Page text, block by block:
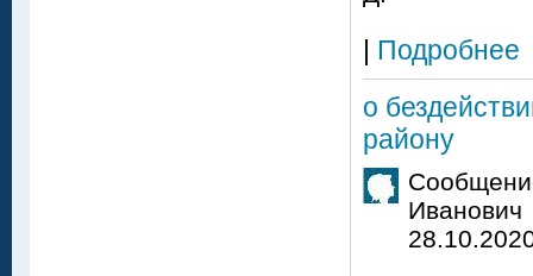
Подробнее
о
району
Иванович